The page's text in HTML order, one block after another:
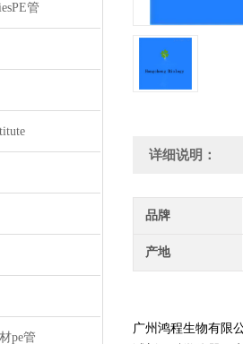
管
pe管
详细说明：
品牌
产地
广州鸿程生物有限